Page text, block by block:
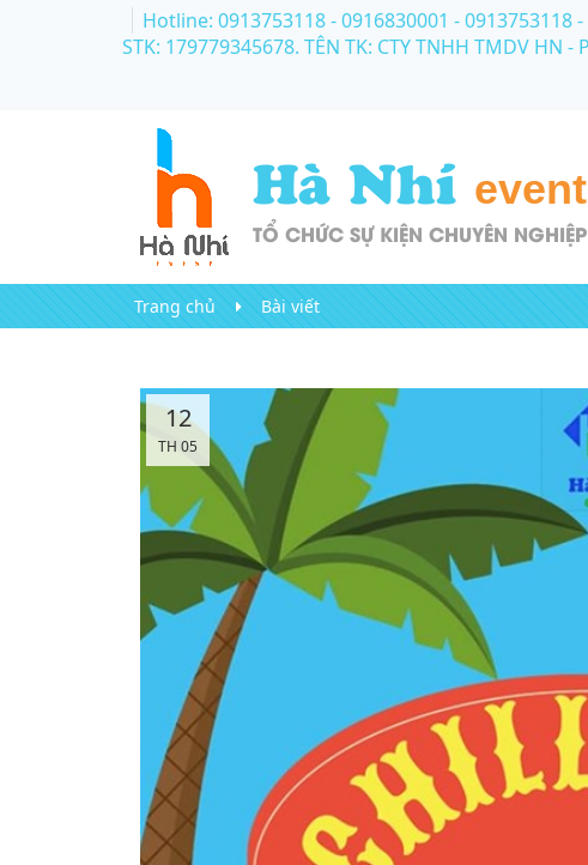
Hotline: 0913753118 - 0916830001 - 0913753118
STK: 179779345678. TÊN TK: CTY TNHH TMDV HN
Hà Nhí event
TỔ CHỨC SỰ KIỆN CHUYÊN NGHIỆP
Trang chủ Bài viết
12
TH 05